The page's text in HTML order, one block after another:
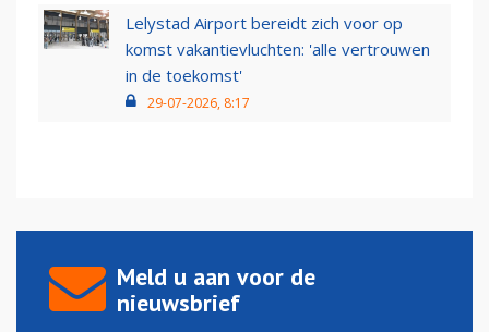
Lelystad Airport bereidt zich voor op
komst vakantievluchten: 'alle vertrouwen
in de toekomst'
29-07-2026, 8:17
Meld u aan voor de
nieuwsbrief